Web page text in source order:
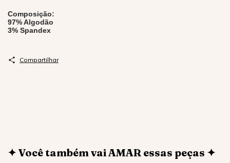
Composição:
97% Algodão
3% Spandex
Compartilhar
✦ Você também vai AMAR essas peças ✦